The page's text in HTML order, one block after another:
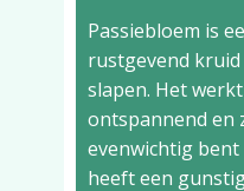
Passiebloem is
rustgevend
slapen. Het
ontspannend en
evenwichtig
heeft een